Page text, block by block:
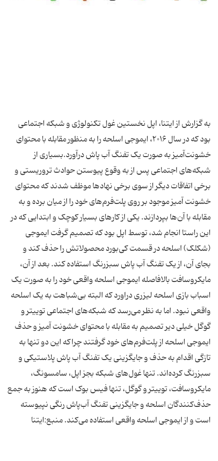
به گزارش از ایتنا، اپل نخستین غول تکنولوژی و شبکه اجتماعی
بود که در سال ۲۰۱۶، ایموجی اسلحه را به منظور مقابله با محتوای
خشونت‌آمیز به صورت یک تفنگ آب پاش درآورد.بسیاری از
شبکه‌های اجتماعی پس از به وقوع پیوستن حوادث تروریستی و
برخی اتفاقات دیگر از سوی برخی نهادها موظف شدند که محتوای
خشونت آمیز موجود بر روی پلت‌فرم‌های خود را از میان برده و به
مقابله با آن‌ها بپردازند. یکی از کارهای بسیار کوچک و ابتدایی که در
این راستا انجام شد، توسط اپل بود که تصمیم گرفت ایموجی
(شکلک) اسلحه در قسمت کی‌بورد محصولاتش را حذف کند و
بجای آن، از یک تفنگ آب پاش سبزرنگ استفاده کند. بعد از آن،
مایکروسافت بالافاصله ایموجی اسلحه واقعی خود را به صورت یک
اسباب بازی اسلحه لیزری دراورد که البته بی‌شباهت به یک اسلحه
واقعی نبود. اما به نظر می‌رسد که شبکه‌های اجتماعی توییتر و
گوگل خیلی دیر تصمیم به مقابله با محتوای خشونت آمیز و حذف
ایموجی اسلحه از پلت‌فرم‌های خود گرفتند چراکه این دو تنها به
تازگی اقدام به حذف و جایگزینی یک تفنگ آب پاش پلاستیکی و
سبزرنگ کرده‌اند. تنها غول‌های شبکه بجز اپل، سامسونگ،
مایکروسافت، توییتر و گوگل، تنها فیس بوک است که هنوز به جمع
حذف‌کنندگان اسلحه و جایگزینی تفنگ آب‌پاش رنگی نپیوسته
است و از ایموجی اسلحه واقعی استفاده می‌کند. منبع:ایتنا